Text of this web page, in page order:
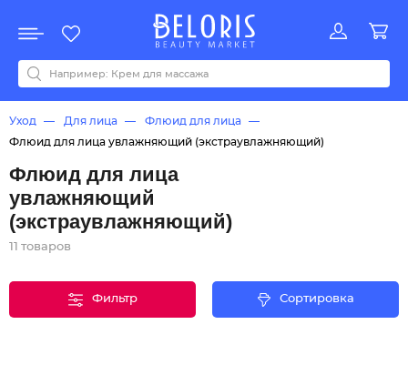
Акции
Все бренды
0-9ABCDEFGHIJKLMNOPQRSTUVWYZАБВДЗИМОКЛНПРСТУФ
Уход Для лица
Флюид для лица
Флюид для лица увлажняющий (экстраувлажняющий)
Флюид для лица
увлажняющий
(экстраувлажняющий)
11 товаров
Фильтр Сортировка